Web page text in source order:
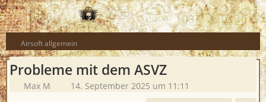
Airsoft allgemein
Probleme mit dem ASVZ
Max M 14. September 2025 um 11:11